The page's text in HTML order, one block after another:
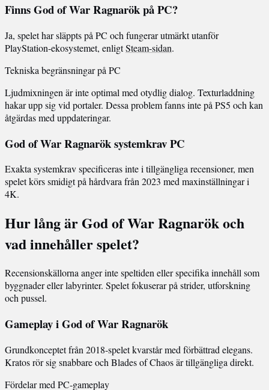
Finns God of War Ragnarök på PC?
Ja, spelet har släppts på PC och fungerar utmärkt utanför
PlayStation-ekosystemet, enligtSteam-sidan.
Tekniska begränsningar på PC
Ljudmixningen är inte optimal med otydlig dialog. Texturladdning
hakar upp sig vid portaler. Dessa problem fanns inte på PS5 och kan
åtgärdas med uppdateringar.
God of War Ragnarök systemkrav PC
Exakta systemkrav specificeras inte i tillgängliga recensioner, men
spelet körs smidigt på hårdvara från 2023 med maxinställningar i
4K.
Hur lång är God of War Ragnarök och
vad innehåller spelet?
Recensionskällorna anger inte speltiden eller specifika innehåll som
byggnader eller labyrinter. Spelet fokuserar på strider, utforskning
och pussel.
Gameplay i God of War Ragnarök
Grundkonceptet från 2018-spelet kvarstår med förbättrad elegans.
Kratos rör sig snabbare och Blades of Chaos är tillgängliga direkt.
Fördelar med PC-gameplay